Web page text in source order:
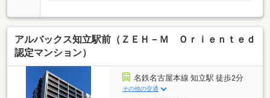
アルバックス知立駅前（ＺＥＨ－Ｍ Ｏｒｉｅｎｔｅｄ
認定マンション）
名鉄名古屋本線 知立駅 徒歩2分
その他の交通